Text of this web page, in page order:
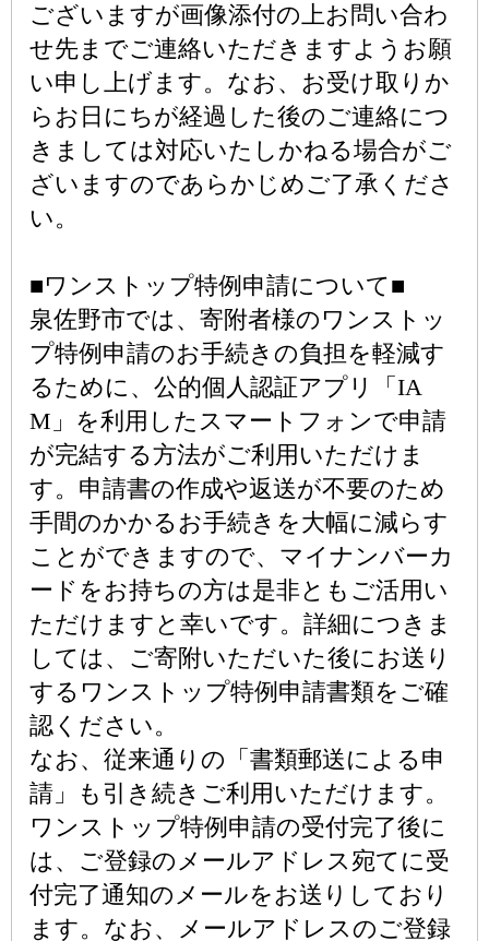
ございますが画像添付の上お問い合わ
せ先までご連絡いただきますようお願
い申し上げます。なお、お受け取りか
らお日にちが経過した後のご連絡につ
きましては対応いたしかねる場合がご
ざいますのであらかじめご了承くださ
い。
■ワンストップ特例申請について■
泉佐野市では、寄附者様のワンストッ
プ特例申請のお手続きの負担を軽減す
るために、公的個人認証アプリ「IA
M」を利用したスマートフォンで申請
が完結する方法がご利用いただけま
す。申請書の作成や返送が不要のため
手間のかかるお手続きを大幅に減らす
ことができますので、マイナンバーカ
ードをお持ちの方は是非ともご活用い
ただけますと幸いです。詳細につきま
しては、ご寄附いただいた後にお送り
するワンストップ特例申請書類をご確
認ください。
なお、従来通りの「書類郵送による申
請」も引き続きご利用いただけます。
ワンストップ特例申請の受付完了後に
は、ご登録のメールアドレス宛てに受
付完了通知のメールをお送りしており
ます。なお、メールアドレスのご登録